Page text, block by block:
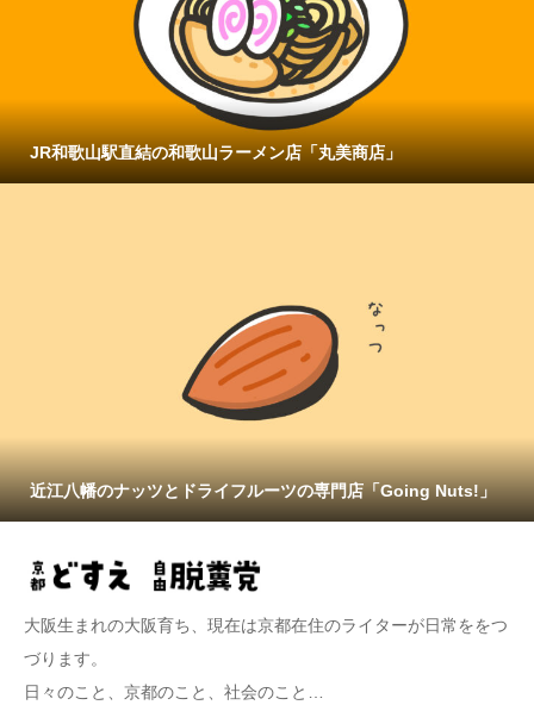
JR和歌山駅直結の和歌山ラーメン店「丸美商店」
近江八幡のナッツとドライフルーツの専門店「Going Nuts!」
大阪生まれの大阪育ち、現在は京都在住のライターが日常ををつ
づります。
日々のこと、京都のこと、社会のこと…